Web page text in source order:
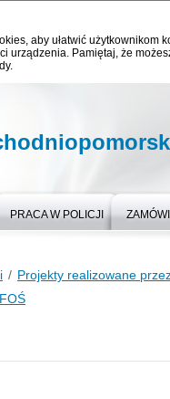
aby ułatwić użytkownikom
urządzenia. Pamiętaj, że
PRACA W POLICJI
Projekty realizowane